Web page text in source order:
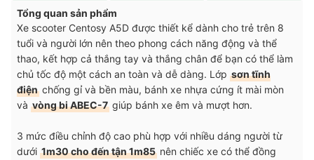
Tổng quan sản phẩm
Xe scooter Centosy A5D được thiết kể dành cho trẻ trên 8
tuổi và người lớn nên theo phong cách năng động và thể
thao, kết hợp cả thắng tay và thắng chân để bạn có thể làm
chủ tốc độ một cách an toàn và dễ dàng. Lớp sơn tĩnh
điện chống gỉ và bền màu, bánh xe nhựa cứng ít mài mòn
và vòng bi ABEC-7 giúp bánh xe êm và mượt hơn.
3 mức điều chỉnh độ cao phù hợp với nhiều dáng người từ
dưới 1m30 cho đến tận 1m85 nên chiếc xe có thể đồng